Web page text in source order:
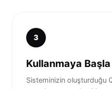
3
Kullanmaya Başla
Sisteminizin oluşturduğu